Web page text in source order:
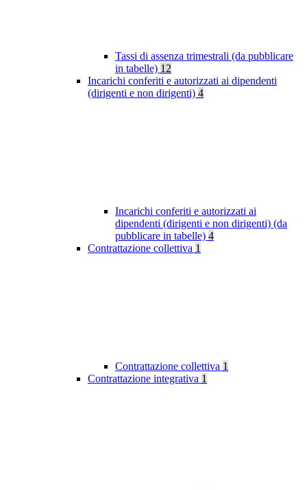
Tassi di assenza trimestrali (da pubblicare
in tabelle) 12
Incarichi conferiti e autorizzati ai dipendenti
(dirigenti e non dirigenti) 4
Incarichi conferiti e autorizzati ai
dipendenti (dirigenti e non dirigenti) (da
pubblicare in tabelle) 4
Contrattazione collettiva 1
Contrattazione collettiva 1
Contrattazione integrativa 1